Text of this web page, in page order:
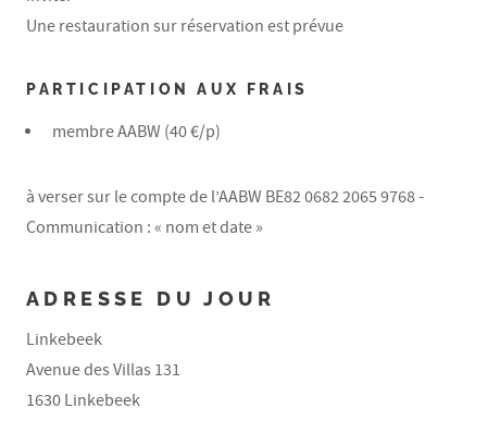
Une restauration sur réservation est prévue
PARTICIPATION AUX FRAIS
membre AABW (40 €/p)
à verser sur le compte de l’AABW BE82 0682 2065 9768 -
Communication : « nom et date »
ADRESSE DU JOUR
Linkebeek
Avenue des Villas 131
1630 Linkebeek